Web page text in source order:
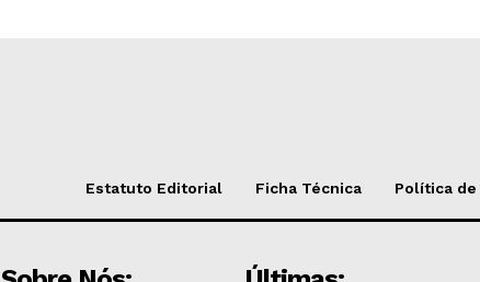
Estatuto Editorial Ficha Técnica Política de